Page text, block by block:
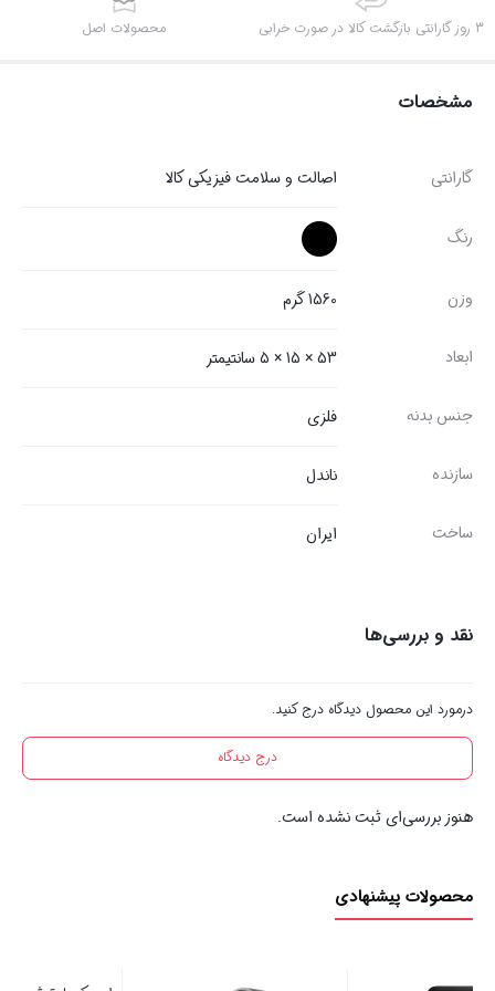
3 روز گارانتی بازگشت کالا در صورت خرابی محصولات اصل
مشخصات
گارانتی اصالت و سلامت فیزیکی کالا
رنگ
وزن 1560 گرم
ابعاد 53 × 15 × 5 سانتیمتر
جنس بدنه فلزی
سازنده ناندل
ساخت ایران
نقد و بررسی‌ها
درمورد این محصول دیدگاه درج کنید.
درج دیدگاه
هنوز بررسی‌ای ثبت نشده است.
محصولات پیشنهادی